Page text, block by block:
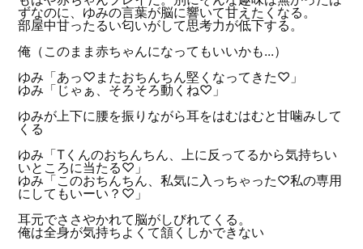
ずなのに、ゆみの言葉が脳に響いて甘えたくなる。
部屋中甘ったるい匂いがして思考力が低下する。
俺（このまま赤ちゃんになってもいいかも...）
ゆみ「あっ♡またおちんちん堅くなってきた♡」
ゆみ「じゃぁ、そろそろ動くね♡」
ゆみが上下に腰を振りながら耳をはむはむと甘噛みして
くる
ゆみ「Tくんのおちんちん、上に反ってるから気持ちい
いところに当たる♡」
ゆみ「このおちんちん、私気に入っちゃった♡私の専用
にしてもいーい？♡」
耳元でささやかれて脳がしびれてくる。
俺は全身が気持ちよくて頷くしかできない